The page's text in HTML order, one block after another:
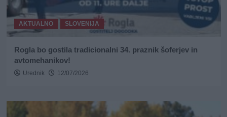
AKTUALNO SLOVENIJA
Rogla bo gostila tradicionalni 34. praznik šoferjev in
avtomehanikov!
Urednik 12/07/2026